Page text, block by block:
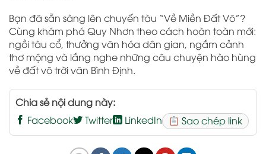
Bạn đã sẵn sàng lên chuyến tàu “Về Miền Đất Võ”?
Cùng khám phá Quy Nhơn theo cách hoàn toàn mới:
ngồi tàu cổ, thưởng văn hóa dân gian, ngắm cảnh
thơ mộng và lắng nghe những câu chuyện hào hùng
về đất võ trời văn Bình Định.
Chia sẻ nội dung này:
Facebook
Twitter LinkedIn Sao chép link